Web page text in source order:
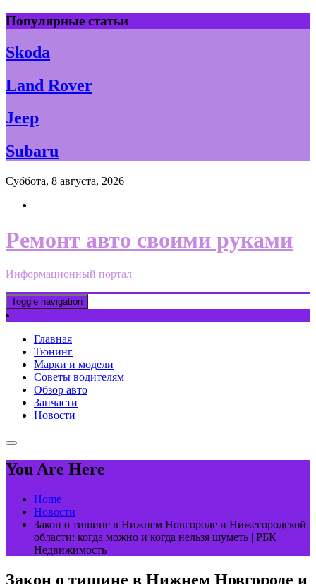
Skip
to
content
Популярные статьи
Skoda
Land Rover
Jeep
Subaru
Суббота, 8 августа, 2026
Ремонт авто своими руками
Информационный портал
Toggle navigation
Главная
Тюнинг
Марки и модели
Советы водителям
Обзор авто
Запчасти
Новости
You Are Here
Home
Новости
Закон о тишине в Нижнем Новгороде и Нижегородской
области: когда можно и когда нельзя шуметь | РБК
Недвижимость
Закон о тишине в Нижнем Новгороде и